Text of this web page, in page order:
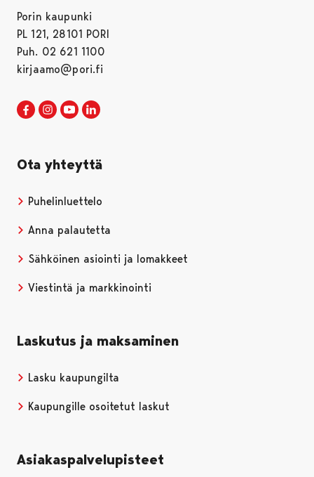
Porin kaupunki
PL 121, 28101 PORI
Puh. 02 621 1100
kirjaamo@pori.fi
Porin kaupunki Facebookissa
Avautuu uudessa välilehdessä
Porin kaupunki Instagramissa
Avautuu uudessa välilehdessä
Porin kaupunki Youtubessa
Avautuu uudessa välilehdessä
Ota yhteyttä
Puhelinluettelo
Anna palautetta
Sähköinen asiointi ja lomakkeet
Viestintä ja markkinointi
Laskutus ja maksaminen
Lasku kaupungilta
Kaupungille osoitetut laskut
Asiakaspalvelupisteet